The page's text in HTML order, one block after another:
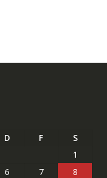
D F
S
1
6 7
8